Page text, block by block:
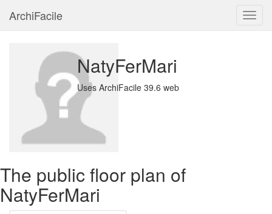
ArchiFacile
NatyFerMari
Uses ArchiFacile 39.6 web
The public floor plan of
NatyFerMari